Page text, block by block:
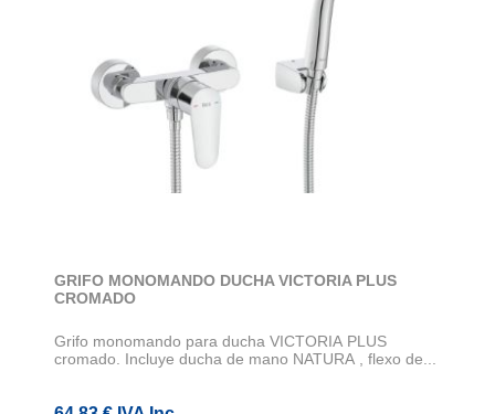
GRIFO MONOMANDO DUCHA VICTORIA PLUS
CROMADO
Grifo monomando para ducha VICTORIA PLUS
cromado. Incluye ducha de mano NATURA , flexo de...